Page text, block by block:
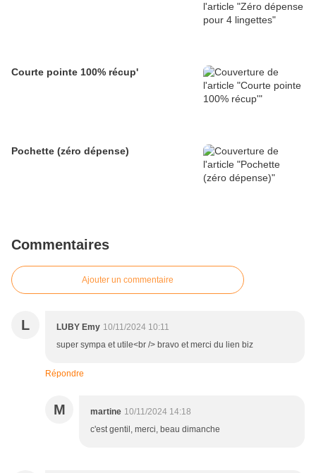
Courte pointe 100% récup'
Pochette (zéro dépense)
Commentaires
Ajouter un commentaire
L LUBY Emy 10/11/2024 10:11
super sympa et utile<br /> bravo et merci du lien biz
Répondre
M martine 10/11/2024 14:18
c'est gentil, merci, beau dimanche